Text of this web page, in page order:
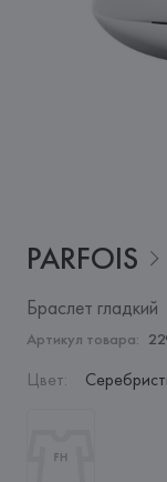
PARFOIS
Браслет гладкий
Артикул товара:
Цвет: